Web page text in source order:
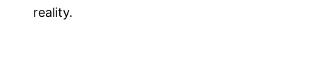
reality.